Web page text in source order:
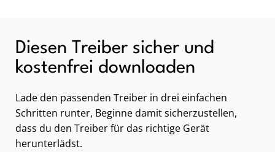
Diesen Treiber sicher und
kostenfrei downloaden
Lade den passenden Treiber in drei einfachen
Schritten runter, Beginne damit sicherzustellen,
dass du den Treiber für das richtige Gerät
herunterlädst.